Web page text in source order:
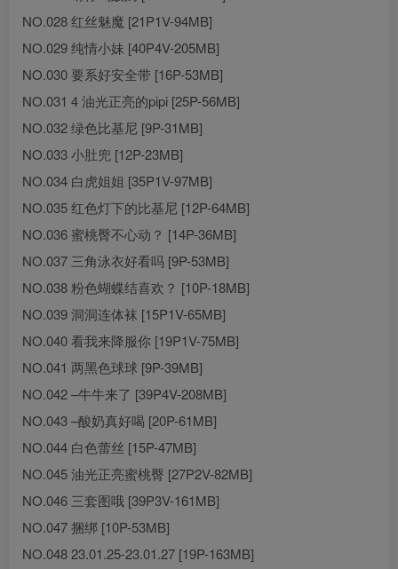
NO.028 红丝魅魔 [21P1V-94MB]
NO.029 纯情小妹 [40P4V-205MB]
NO.030 要系好安全带 [16P-53MB]
NO.031 4 油光正亮的pipi [25P-56MB]
NO.032 绿色比基尼 [9P-31MB]
NO.033 小肚兜 [12P-23MB]
NO.034 白虎姐姐 [35P1V-97MB]
NO.035 红色灯下的比基尼 [12P-64MB]
NO.036 蜜桃臀不心动？ [14P-36MB]
NO.037 三角泳衣好看吗 [9P-53MB]
NO.038 粉色蝴蝶结喜欢？ [10P-18MB]
NO.039 洞洞连体袜 [15P1V-65MB]
NO.040 看我来降服你 [19P1V-75MB]
NO.041 两黑色球球 [9P-39MB]
NO.042 –牛牛来了 [39P4V-208MB]
NO.043 –酸奶真好喝 [20P-61MB]
NO.044 白色蕾丝 [15P-47MB]
NO.045 油光正亮蜜桃臀 [27P2V-82MB]
NO.046 三套图哦 [39P3V-161MB]
NO.047 捆绑 [10P-53MB]
NO.048 23.01.25-23.01.27 [19P-163MB]